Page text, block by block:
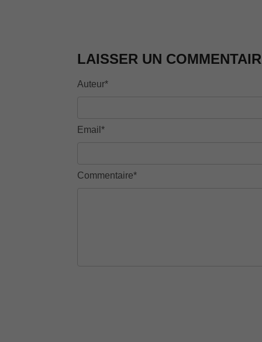
LAISSER UN
Auteur*
Email*
Commentaire*